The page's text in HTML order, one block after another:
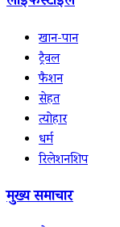
खान-पान
ट्रैवल
फैशन
सेहत
त्योहार
धर्म
रिलेशनशिप
मुख्य समाचार